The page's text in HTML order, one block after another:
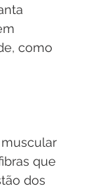
como
que
dos